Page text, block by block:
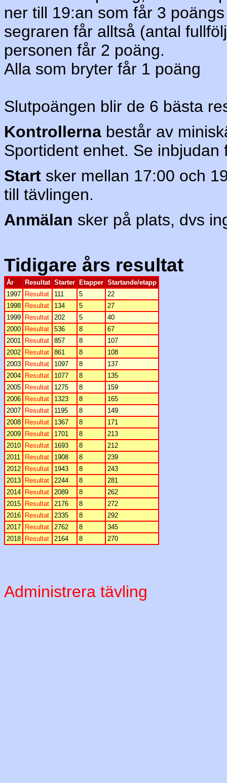
ner till 19:an som får 3
segraren får alltså (antal
personen får 2 poäng.
Alla som bryter får 1 poäng
Slutpoängen blir de 6 bästa
Kontrollerna består av
Sportident enhet. Se
Start sker mellan 17:00 och
till tävlingen.
Anmälan sker på plats, dvs
Tidigare års resultat
År Resultat Starter Etapper Startande/etapp
1997
Resultat 111 5
22
1998
Resultat 134 5
27
1999
Resultat 202 5
40
2000
Resultat 536 8
67
2001
Resultat 857 8
107
2002
Resultat 861 8
108
2003
Resultat 1097 8
137
2004
Resultat 1077 8
135
2005
Resultat 1275 8
159
2006
Resultat 1323 8
165
2007
Resultat 1195 8
149
2008
Resultat 1367 8
171
2009
Resultat 1701 8
213
2010
Resultat 1693 8
212
2011
Resultat 1908 8
239
2012
Resultat 1943 8
243
2013
Resultat 2244 8
281
2014
Resultat 2089 8
262
2015
Resultat 2176 8
272
2016
Resultat 2335 8
292
2017
Resultat 2762 8
345
2018
Resultat 2164 8 270
Administrera tävling